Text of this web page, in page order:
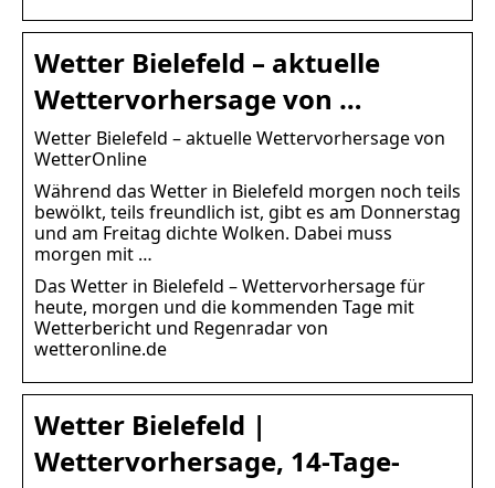
Wetter Bielefeld – aktuelle
Wettervorhersage von …
Wetter Bielefeld – aktuelle Wettervorhersage von
WetterOnline
Während das Wetter in Bielefeld morgen noch teils
bewölkt, teils freundlich ist, gibt es am Donnerstag
und am Freitag dichte Wolken. Dabei muss
morgen mit …
Das Wetter in Bielefeld – Wettervorhersage für
heute, morgen und die kommenden Tage mit
Wetterbericht und Regenradar von
wetteronline.de
Wetter Bielefeld |
Wettervorhersage, 14-Tage-